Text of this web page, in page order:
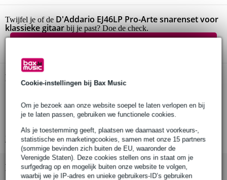
Cookie-instellingen bij Bax Music
Om je bezoek aan onze website soepel te laten verlopen en bij
je te laten passen, gebruiken we functionele cookies.
Als je toestemming geeft, plaatsen we daarnaast voorkeurs-,
statistische en marketingcookies, samen met onze 15 partners
(sommige bevinden zich buiten de EU, waaronder de
Verenigde Staten). Deze cookies stellen ons in staat om je
surfgedrag op en mogelijk buiten onze website te volgen,
waarbij we je IP-adres en unieke gebruikers-ID’s gebruiken
Twijfel je of de D'Addario EJ46LP Pro-Arte snarenset voor
klassieke gitaar bij je past? Doe de check.
Productinformatie
plus extra composiet G-snaar
Bekijk alle productspecificaties
Bekijk ook eens (1)